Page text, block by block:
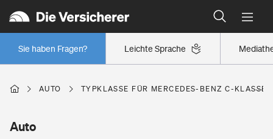
Leichte Sprache
Sie haben Fragen?
Wer versichert was: Jetzt Versicherer finden
Regionalklassen: So ist Ihre Region eingestuft
Wer versichert was: Jetzt Versicherer finden
AUTO TYPKLASSE FÜR MERCEDES-BENZ C-
Auto